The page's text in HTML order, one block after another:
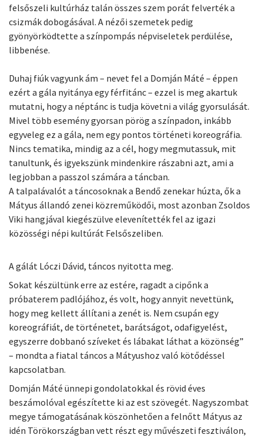
felsőszeli kultúrház talán összes szem porát felverték a
csizmák dobogásával. A nézői szemetek pedig
gyönyörködtette a színpompás népviseletek perdülése,
libbenése.
Duhaj fiúk vagyunk ám – nevet fel a Domján Máté – éppen
ezért a gála nyitánya egy férfitánc – ezzel is meg akartuk
mutatni, hogy a néptánc is tudja követni a világ gyorsulását.
Mivel több esemény gyorsan pörög a színpadon, inkább
egyveleg ez a gála, nem egy pontos történeti koreográfia.
Nincs tematika, mindig az a cél, hogy megmutassuk, mit
tanultunk, és igyekszünk mindenkire rászabni azt, ami a
legjobban a passzol számára a táncban.
A talpalávalót a táncosoknak a Bendő zenekar húzta, ők a
Mátyus állandó zenei közreműködői, most azonban Zsoldos
Viki hangjával kiegészülve elevenítették fel az igazi
közösségi népi kultúrát Felsőszeliben.
A gálát Lóczi Dávid, táncos nyitotta meg.
Sokat készültünk erre az estére, ragadt a cipőnk a
próbaterem padlójához, és volt, hogy annyit nevettünk,
hogy meg kellett állítani a zenét is. Nem csupán egy
koreográfiát, de történetet, barátságot, odafigyelést,
egyszerre dobbanó szíveket és lábakat láthat a közönség”
– mondta a fiatal táncos a Mátyushoz való kötődéssel
kapcsolatban.
Domján Máté ünnepi gondolatokkal és rövid éves
beszámolóval egészítette ki az est szövegét. Nagyszombat
megye támogatásának köszönhetően a felnőtt Mátyus az
idén Törökországban vett részt egy művészeti fesztiválon,